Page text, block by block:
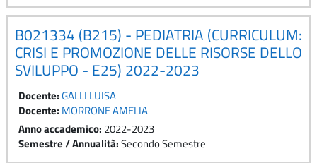
B021334 (B215) - PEDIATRIA (CURRICULUM:
CRISI E PROMOZIONE DELLE RISORSE DELLO
SVILUPPO - E25) 2022-2023
Docente:GALLI LUISA
Docente: MORRONE AMELIA
Anno accademico: 2022-2023
Semestre / Annualità:Secondo Semestre